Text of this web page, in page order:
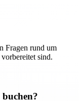
Fragen rund um
sind.